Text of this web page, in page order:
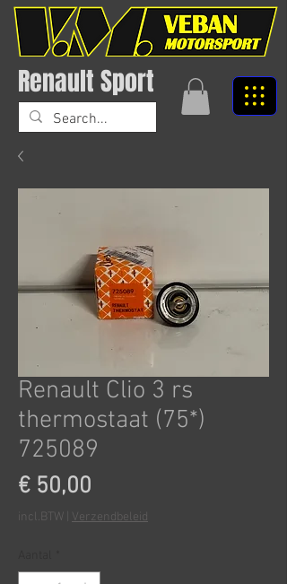
Renault Sport
Renault Clio 3 rs
thermostaat (75*)
725089
€ 50,00
incl.BTW Verzendbeleid